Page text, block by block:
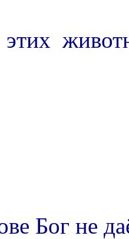
Бог не